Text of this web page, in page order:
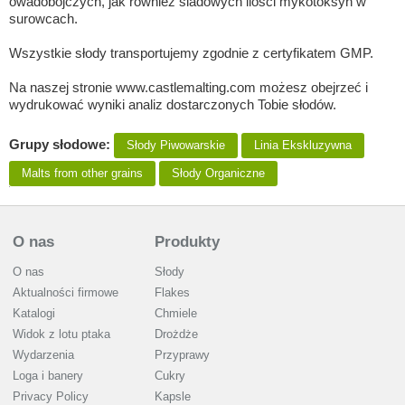
surowcach.
Wszystkie słody transportujemy zgodnie z certyfikatem GMP.
Na naszej stronie www.castlemalting.com możesz obejrzeć i
wydrukować wyniki analiz dostarczonych Tobie słodów.
Grupy słodowe: Słody Piwowarskie Linia Ekskluzywna
Malts from other grains Słody Organiczne
O nas
O nas
Aktualności firmowe
Katalogi
Widok z lotu ptaka
Wydarzenia
Loga i banery
Privacy Policy
Produkty
Słody
Flakes
Chmiele
Drożdże
Przyprawy
Cukry
Kapsle